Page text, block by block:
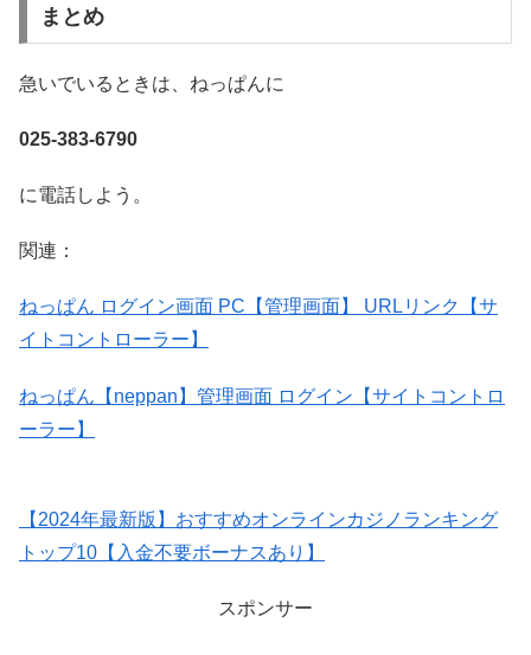
まとめ
急いでいるときは、ねっぱんに
025-383-6790
に電話しよう。
関連：
ねっぱん ログイン画面 PC【管理画面】 URLリンク【サ
イトコントローラー】
ねっぱん【neppan】管理画面 ログイン【サイトコントロ
ーラー】
【2024年最新版】おすすめオンラインカジノランキング
トップ10【入金不要ボーナスあり】
スポンサー